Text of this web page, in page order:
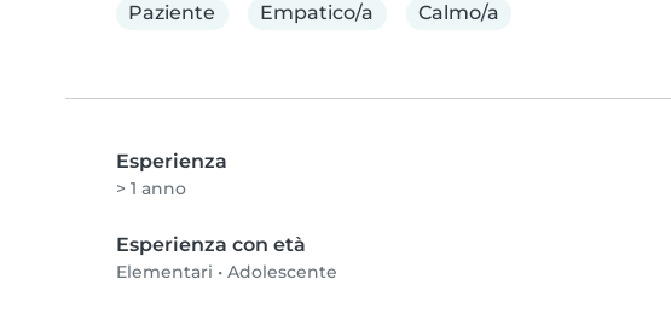
Paziente
Empatico/a Calmo/a
Esperienza
> 1 anno
Esperienza con età
Elementari • Adolescente